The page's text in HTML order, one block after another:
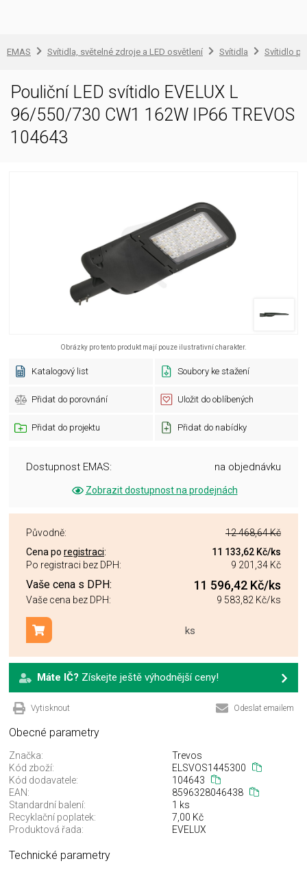
EMAS Svítidla, světelné zdroje a LED osvětlení Svítidla Svítidlo
Pouliční LED svítidlo EVELUX L
96/550/730 CW1 162W IP66 TREVOS
104643
Obrázky pro tento produkt mají pouze ilustrativní charakter.
Katalogový list Soubory ke stažení
Přidat do porovnání Uložit do oblíbených
Přidat do projektu Přidat do nabídky
Dostupnost EMAS: na objednávku
Zobrazit dostupnost na prodejnách
Původně:
12 468,64 Kč
Cena po registraci: 11 133,62 Kč/ks
Po registraci bez DPH:
9 201,34 Kč
Vaše cena s DPH: 11 596,42 Kč/ks
Vaše cena bez DPH: 9 583,82 Kč/ks
ks
Přidat do košíku
Máte IČ? Získejte ještě výhodnější ceny!
Vytisknout Odeslat emailem
Obecné parametry
Značka:
Trevos
Kód zboží:
ELSVOS1445300
Kód dodavatele:
104643
EAN:
8596328046438
Standardní balení:
1 ks
Recyklační poplatek:
7,00 Kč
Produktová řada:
EVELUX
Technické parametry